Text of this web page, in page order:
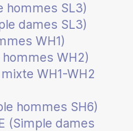
hommes SL3)
dames SL3)
WH1)
WH2)
WH1-WH2
hommes SH6)
(Simple dames